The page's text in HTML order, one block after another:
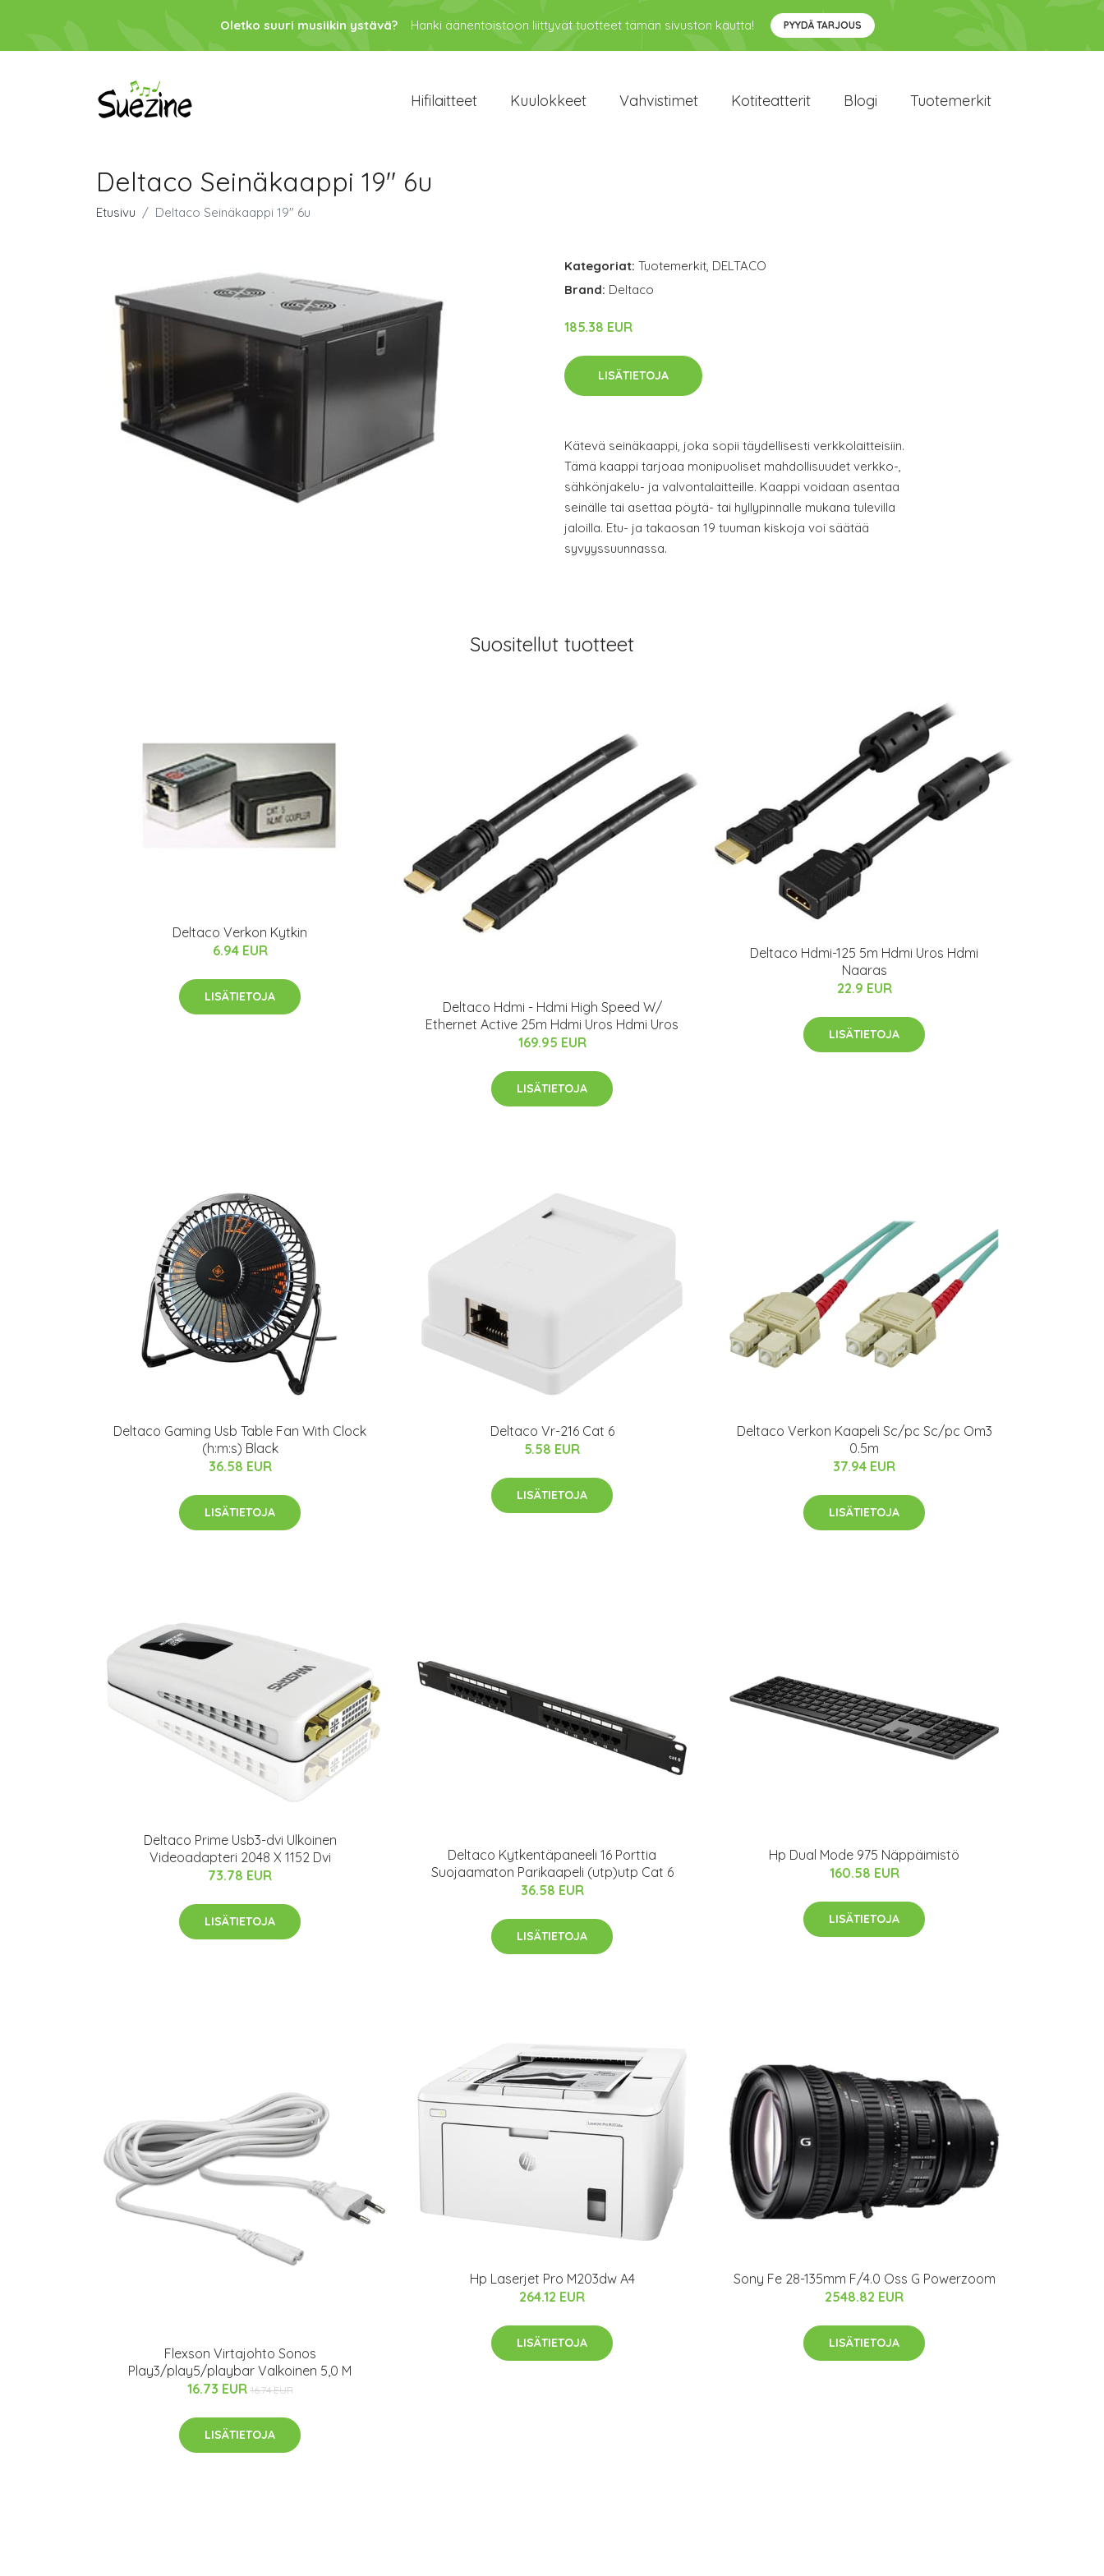
Oletko suuri musiikin ystävä? Hanki äänentoistoon liittyvät tuotteet tämän sivuston kautta! PYYDÄ TARJOUS
Hifilaitteet Kuulokkeet Vahvistimet Kotiteatterit Blogi Tuotemerkit
Deltaco Seinäkaappi 19" 6u
Etusivu Deltaco Seinäkaappi 19" 6u
Kategoriat: Tuotemerkit, DELTACO
Brand: Deltaco
185.38 EUR
LISÄTIETOJA
Kätevä seinäkaappi, joka sopii täydellisesti verkkolaitteisiin.
Tämä kaappi tarjoaa monipuoliset mahdollisuudet verkko-,
sähkönjakelu- ja valvontalaitteille. Kaappi voidaan asentaa
seinälle tai asettaa pöytä- tai hyllypinnalle mukana tulevilla
jaloilla. Etu- ja takaosan 19 tuuman kiskoja voi säätää
syvyyssuunnassa.
Suositellut tuotteet
Deltaco Verkon Kytkin
6.94 EUR
LISÄTIETOJA
Deltaco Hdmi - Hdmi High Speed W/
Ethernet Active 25m Hdmi Uros Hdmi Uros
169.95 EUR
LISÄTIETOJA
Deltaco Hdmi-125 5m Hdmi Uros Hdmi
Naaras
22.9 EUR
LISÄTIETOJA
Deltaco Gaming Usb Table Fan With Clock
(h:m:s) Black
36.58 EUR
LISÄTIETOJA
Deltaco Vr-216 Cat 6
5.58 EUR
LISÄTIETOJA
Deltaco Verkon Kaapeli Sc/pc Sc/pc Om3
0.5m
37.94 EUR
LISÄTIETOJA
Deltaco Prime Usb3-dvi Ulkoinen
Videoadapteri 2048 X 1152 Dvi
73.78 EUR
LISÄTIETOJA
Deltaco Kytkentäpaneeli 16 Porttia
Suojaamaton Parikaapeli (utp)utp Cat 6
36.58 EUR
LISÄTIETOJA
Hp Dual Mode 975 Näppäimistö
160.58 EUR
LISÄTIETOJA
Flexson Virtajohto Sonos
Play3/play5/playbar Valkoinen 5,0 M
16.73 EUR 16.74 EUR
LISÄTIETOJA
Hp Laserjet Pro M203dw A4
264.12 EUR
LISÄTIETOJA
Sony Fe 28-135mm F/4.0 Oss G Powerzoom
2548.82 EUR
LISÄTIETOJA